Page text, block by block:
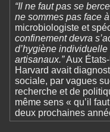
“Il ne faut pas se
ne sommes pas face
microbiologiste et
confinement devra
d’hygiène
artisanaux.”Aux
Harvard avait
sociale, par vagues
recherche et de
même sens « qu’il
deux prochaines